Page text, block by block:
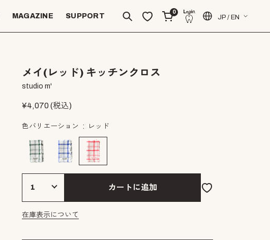
MAGAZINE SUPPORT
0
JP / EN
メイ(レッド) キッチンクロス
studio m'
¥4,070(税込)
色バリエーション レッド
カートに追加
在庫表示について